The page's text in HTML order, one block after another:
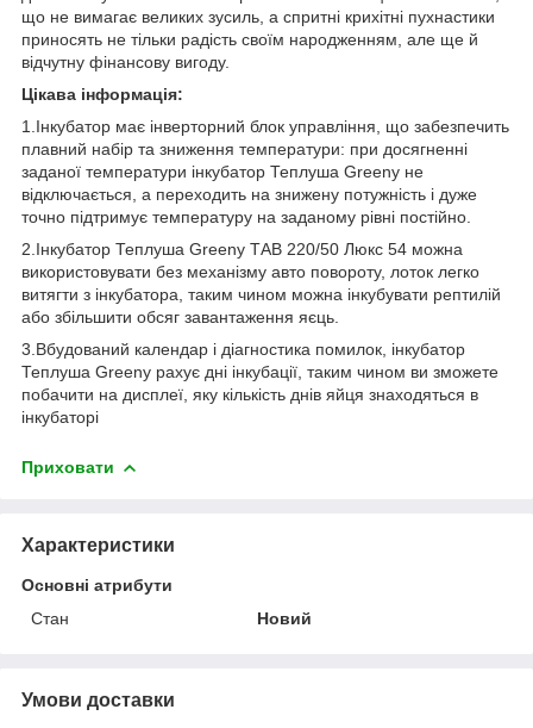
що не вимагає великих зусиль, а спритні крихітні пухнастики
приносять не тільки радість своїм народженням, але ще й
відчутну фінансову вигоду.
Цікава інформація:
1.Інкубатор має інверторний блок управління, що забезпечить
плавний набір та зниження температури: при досягненні
заданої температури інкубатор Теплуша Greeny не
відключається, а переходить на знижену потужність і дуже
точно підтримує температуру на заданому рівні постійно.
2.Інкубатор Теплуша Greeny ТАВ 220/50 Люкс 54 можна
використовувати без механізму авто повороту, лоток легко
витягти з інкубатора, таким чином можна інкубувати рептилій
або збільшити обсяг завантаження яєць.
3.Вбудований календар і діагностика помилок, інкубатор
Теплуша Greeny рахує дні інкубації, таким чином ви зможете
побачити на дисплеї, яку кількість днів яйця знаходяться в
інкубаторі
Приховати
Характеристики
Основні атрибути
Стан
Новий
Умови доставки